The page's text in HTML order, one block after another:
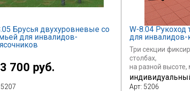
Брусья двухуровневые со
для инвалидов-
700 руб.
W-8.04 Рукоход
для инвалидов-
Три секции
столбах,
на разной высоте,
Длина секций
1790 мм (2 шт) и
Арт: 5206